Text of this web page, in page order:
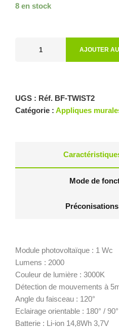
8 en stock
AJOUTER
UGS : Réf. BF-TWIST2
Catégorie : Appliques
Mode de
Module photovoltaïque : 1 Wc
Lumens : 2000
Couleur de lumière : 3000K
Détection de mouvements à
Angle du faisceau : 120°
Eclairage orientable : 180° / 90°
Batterie : Li-ion 14,8Wh 3,7V